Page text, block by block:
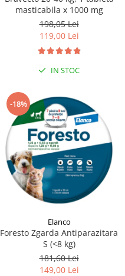
masticabila x 1000 mg
198,05 Lei
119,00 Lei
IN STOC
-18%
Elanco
Foresto Zgarda Antiparazitara
S (<8 kg)
181,60 Lei
149,00 Lei